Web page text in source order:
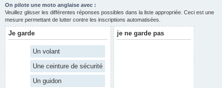
On pilote une moto anglaise avec :
Veuillez glisser les différentes réponses possibles dans la liste appropriée. Ceci est une
mesure permettant de lutter contre les inscriptions automatisées.
Je garde
Un volant
Une ceinture de sécurité
Un guidon
je ne garde pas